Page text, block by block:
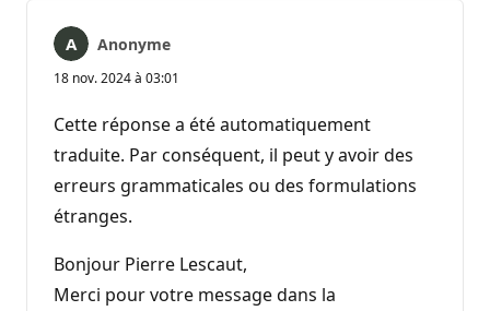
Anonyme
18 nov. 2024 à 03:01
Cette réponse a été automatiquement
traduite. Par conséquent, il peut y avoir des
erreurs grammaticales ou des formulations
étranges.
Bonjour Pierre Lescaut,
Merci pour votre message dans la